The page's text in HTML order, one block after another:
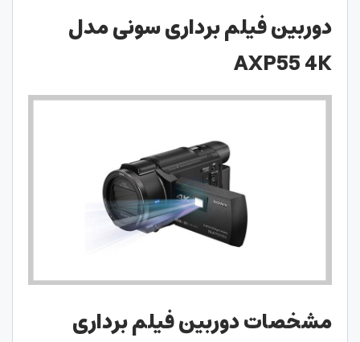
دوربین فیلم برداری سونی مدل
AXP55 4K
مشخصات دوربین فیلم برداری